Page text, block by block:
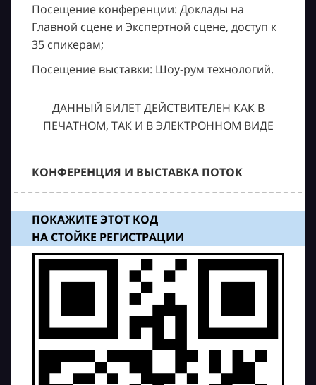
Посещение конференции: Доклады на
Главной сцене и Экспертной сцене, доступ к
35 спикерам;
Посещение выставки: Шоу-рум технологий.
ДАННЫЙ БИЛЕТ ДЕЙСТВИТЕЛЕН КАК В
ПЕЧАТНОМ, ТАК И В ЭЛЕКТРОННОМ ВИДЕ
КОНФЕРЕНЦИЯ И ВЫСТАВКА ПОТОК
ПОКАЖИТЕ ЭТОТ КОД
НА СТОЙКЕ РЕГИСТРАЦИИ